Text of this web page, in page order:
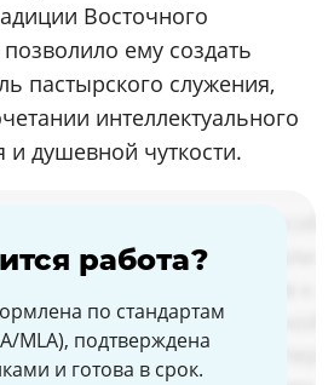
Восточного
ему создать
пастырского служения,
интеллектуального
душевной чуткости.
работа?
по стандартам
MLA), подтверждена
и готова в срок.